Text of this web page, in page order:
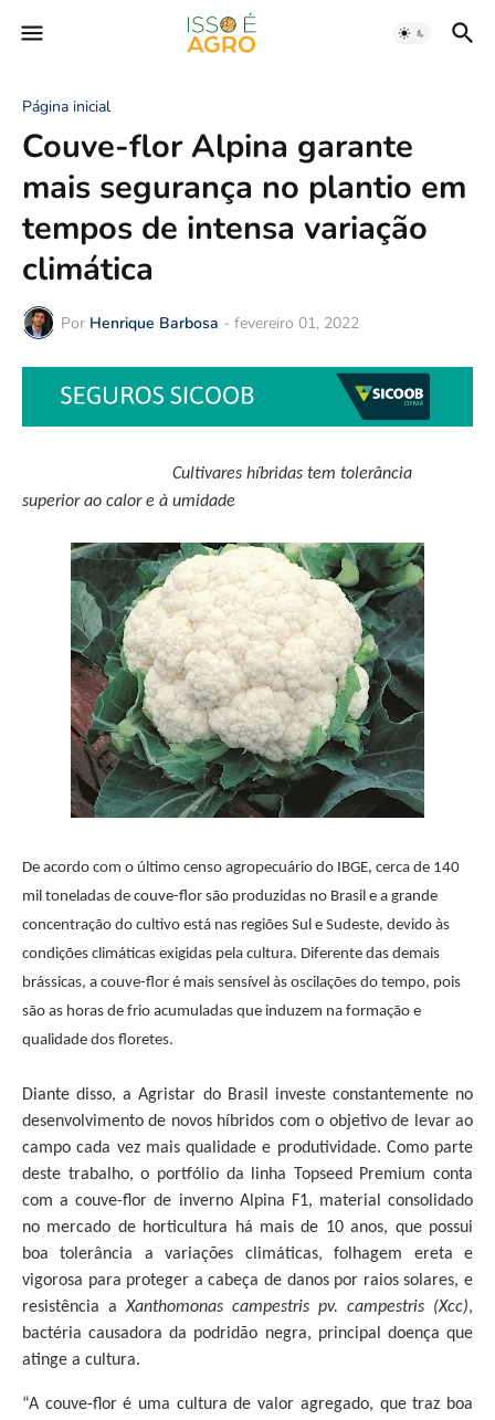
Página inicial
Couve-flor Alpina garante
mais segurança no plantio em
tempos de intensa variação
climática
Por Henrique Barbosa - fevereiro 01, 2022
Cultivares híbridas tem tolerância
superior ao calor e à umidade
De acordo com o último censo agropecuário do IBGE, cerca de 140
mil toneladas de couve-flor são produzidas no Brasil e a grande
concentração do cultivo está nas regiões Sul e Sudeste, devido às
condições climáticas exigidas pela cultura. Diferente das demais
brássicas, a couve-flor é mais sensível às oscilações do tempo, pois
são as horas de frio acumuladas que induzem na formação e
qualidade dos floretes.
Diante disso, a Agristar do Brasil investe constantemente no
desenvolvimento de novos híbridos com o objetivo de levar ao
campo cada vez mais qualidade e produtividade. Como parte
deste trabalho, o portfólio da linha Topseed Premium conta
com a couve-flor de inverno Alpina F1, material consolidado
no mercado de horticultura há mais de 10 anos, que possui
boa tolerância a variações climáticas, folhagem ereta e
vigorosa para proteger a cabeça de danos por raios solares, e
resistência aXanthomonas campestris pv. campestris (Xcc),
bactéria causadora da podridão negra, principal doença que
atinge a cultura.
“A couve-flor é uma cultura de valor agregado, que traz boa